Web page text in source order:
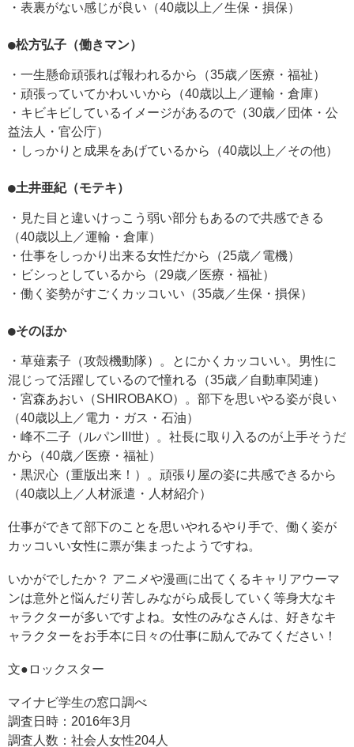
・表裏がない感じが良い（40歳以上／生保・損保）
●松方弘子（働きマン）
・一生懸命頑張れば報われるから（35歳／医療・福祉）
・頑張っていてかわいいから（40歳以上／運輸・倉庫）
・キビキビしているイメージがあるので（30歳／団体・公
益法人・官公庁）
・しっかりと成果をあげているから（40歳以上／その他）
●土井亜紀（モテキ）
・見た目と違いけっこう弱い部分もあるので共感できる
（40歳以上／運輸・倉庫）
・仕事をしっかり出来る女性だから（25歳／電機）
・ビシっとしているから（29歳／医療・福祉）
・働く姿勢がすごくカッコいい（35歳／生保・損保）
●そのほか
・草薙素子（攻殻機動隊）。とにかくカッコいい。男性に
混じって活躍しているので憧れる（35歳／自動車関連）
・宮森あおい（SHIROBAKO）。部下を思いやる姿が良い
（40歳以上／電力・ガス・石油）
・峰不二子（ルパンIII世）。社長に取り入るのが上手そうだ
から（40歳／医療・福祉）
・黒沢心（重版出来！）。頑張り屋の姿に共感できるから
（40歳以上／人材派遣・人材紹介）
仕事ができて部下のことを思いやれるやり手で、働く姿が
カッコいい女性に票が集まったようですね。
いかがでしたか？ アニメや漫画に出てくるキャリアウーマ
ンは意外と悩んだり苦しみながら成長していく等身大なキ
ャラクターが多いですよね。女性のみなさんは、好きなキ
ャラクターをお手本に日々の仕事に励んでみてください！
文●ロックスター
マイナビ学生の窓口調べ
調査日時：2016年3月
調査人数：社会人女性204人